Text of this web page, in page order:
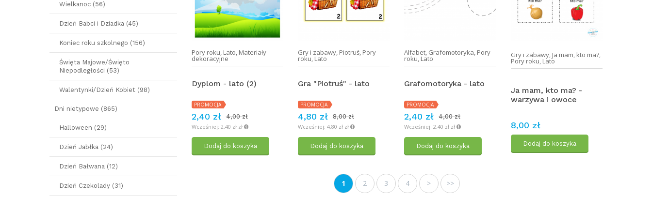
Pory roku, Lato, Materiały
dekoracyjne
Dyplom - lato (2)
PROMOCJA
2,40 zł
4,00 zł
Wcześniej: 2,40 zł zł
Dodaj do koszyka
Gry i zabawy, Piotruś, Pory
roku, Lato
Gra "Piotruś" - lato
PROMOCJA
4,80 zł
8,00 zł
Wcześniej: 4,80 zł zł
Dodaj do koszyka
Alfabet, Grafomotoryka, Pory
roku, Lato
Grafomotoryka - lato
PROMOCJA
2,40 zł
4,00 zł
Wcześniej: 2,40 zł zł
Dodaj do koszyka
Gry i zabawy, Ja mam, kto ma?,
Pory roku, Lato
Ja mam, kto ma? -
warzywa i owoce
8,00 zł
Dodaj do koszyka
1 2 3 4 > >>
Wielkanoc (56)
Dzień Babci i Dziadka (45)
Koniec roku szkolnego (156)
Święta Majowe/Święto
Niepodległości (53)
Walentynki/Dzień Kobiet (98)
Dni nietypowe (865)
Halloween (29)
Dzień Jabłka (24)
Dzień Bałwana (12)
Dzień Czekolady (31)